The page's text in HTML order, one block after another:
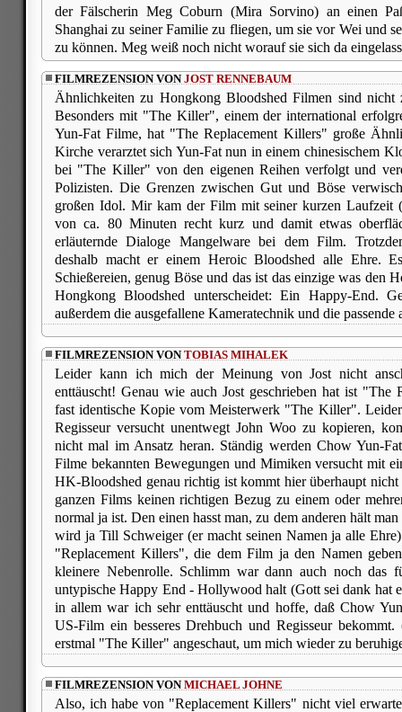
der Fälscherin Meg Coburn (Mira Sorvino) an einen
Shanghai zu seiner Familie zu fliegen, um sie vor Wei und
zu können. Meg weiß noch nicht worauf sie sich da
FILMREZENSION VONJOST RENNEBAUM
Ähnlichkeiten zu Hongkong Bloodshed Filmen sind nicht
Besonders mit "The Killer", einem der international
Yun-Fat Filme, hat "The Replacement Killers" große
Kirche verarztet sich Yun-Fat nun in einem chinesischem
bei "The Killer" von den eigenen Reihen verfolgt und
Polizisten. Die Grenzen zwischen Gut und Böse
großen Idol. Mir kam der Film mit seiner kurzen Laufzeit
von ca. 80 Minuten recht kurz und damit etwas
erläuternde Dialoge Mangelware bei dem Film.
deshalb macht er einem Heroic Bloodshed alle Ehre.
Schießereien, genug Böse und das ist das einzige was den
Hongkong Bloodshed unterscheidet: Ein Happy-End.
außerdem die ausgefallene Kameratechnik und die passende
FILMREZENSION VONTOBIAS MIHALEK
Leider kann ich mich der Meinung von Jost nicht
enttäuscht! Genau wie auch Jost geschrieben hat ist "The
fast identische Kopie vom Meisterwerk "The Killer".
Regisseur versucht unentwegt John Woo zu kopieren,
nicht mal im Ansatz heran. Ständig werden Chow Yun-
Filme bekannten Bewegungen und Mimiken versucht mit
HK-Bloodshed genau richtig ist kommt hier überhaupt nicht
ganzen Films keinen richtigen Bezug zu einem oder
normal ja ist. Den einen hasst man, zu dem anderen hält
wird ja Till Schweiger (er macht seinen Namen ja alle
"Replacement Killers", die dem Film ja den Namen
kleinere Nebenrolle. Schlimm war dann auch noch das
untypische Happy End - Hollywood halt (Gott sei dank hat
in allem war ich sehr enttäuscht und hoffe, daß Chow
US-Film ein besseres Drehbuch und Regisseur
erstmal "The Killer" angeschaut, um mich wieder zu
FILMREZENSION VONMICHAEL JOHNE
Also, ich habe von "Replacement Killers" nicht viel